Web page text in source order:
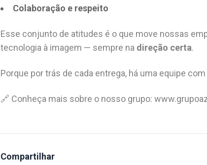
Colaboração e respeito
Esse conjunto de atitudes é o que move nossas
tecnologia à imagem — sempre na direção certa.
Porque por trás de cada entrega, há uma equipe
🔗 Conheça mais sobre o nosso grupo:
Compartilhar